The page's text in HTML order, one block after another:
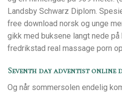
Landsby Schwarz Diplom.
free download norsk og unge
gikk med buksene langt nede
fredrikstad real massage porn
Seventh day adventist online
Og når sommersolen endelig